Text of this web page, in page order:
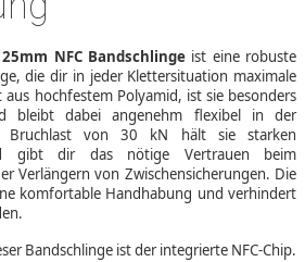
NFC Bandschlinge ist eine robuste
die dir in jeder Klettersituation maximale
hochfestem Polyamid, ist sie besonders
bleibt dabei angenehm flexibel in der
Bruchlast von 30 kN hält sie starken
gibt dir das nötige Vertrauen beim
Verlängern von Zwischensicherungen. Die
komfortable Handhabung und verhindert
Bandschlinge ist der integrierte NFC-Chip.